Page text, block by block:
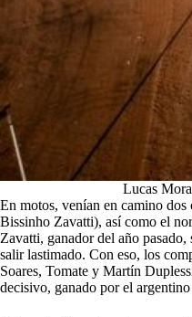
Lucas
En motos, venían en camino
Bissinho Zavatti), así como el
Zavatti, ganador del año
salir lastimado. Con eso, los
Soares, Tomate y Martín
decisivo, ganado por el